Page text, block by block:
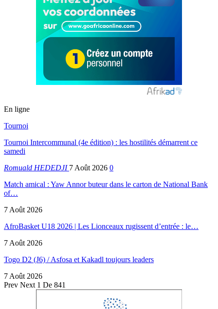
En ligne
Tournoi
Tournoi Intercommunal (4e édition) : les hostilités démarrent ce
samedi
Romuald HEDEDJI 7 Août 2026 0
Match amical : Yaw Annor buteur dans le carton de National Bank
of…
7 Août 2026
AfroBasket U18 2026 | Les Lionceaux rugissent d’entrée : le…
7 Août 2026
Togo D2 (J6) / Asfosa et Kakadl toujours leaders
7 Août 2026
Prev Next 1 De 841